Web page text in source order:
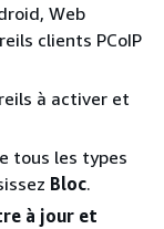
Web
clients PCoIP
à activer et
tous les types
Bloc.
à jour et